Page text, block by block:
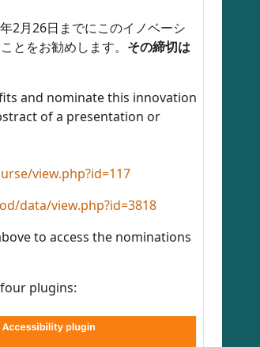
2月26日までにこのイノベーシ
をお勧めします。 その締切は
and nominate this innovation
of a presentation or
view.php?id=117
data/view.php?id=3818
to access the nominations
four plugins: